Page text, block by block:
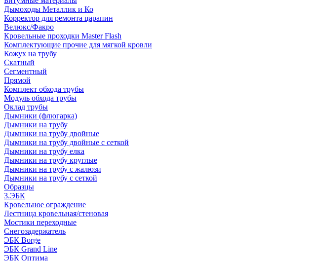
Дымоходы Металлик и Ко
Корректор для ремонта царапин
Велюкс/Факро
Кровельные проходки Master Flash
Комплектующие прочие для мягкой кровли
Кожух на трубу
Скатный
Сегментный
Прямой
Комплект обхода трубы
Модуль обхода трубы
Оклад трубы
Дымники (флюгарка)
Дымники на трубу
Дымники на трубу двoйные
Дымники на трубу двoйные с сеткой
Дымники на трубу елка
Дымники на трубу круглые
Дымники на трубу с жалюзи
Дымники на трубу с сеткой
Образцы
3.ЭБК
Кровельное ограждение
Лестница кровельная/стеновая
Мостики переходные
Снегозадержатель
ЭБК Borge
ЭБК Grand Line
ЭБК Оптима